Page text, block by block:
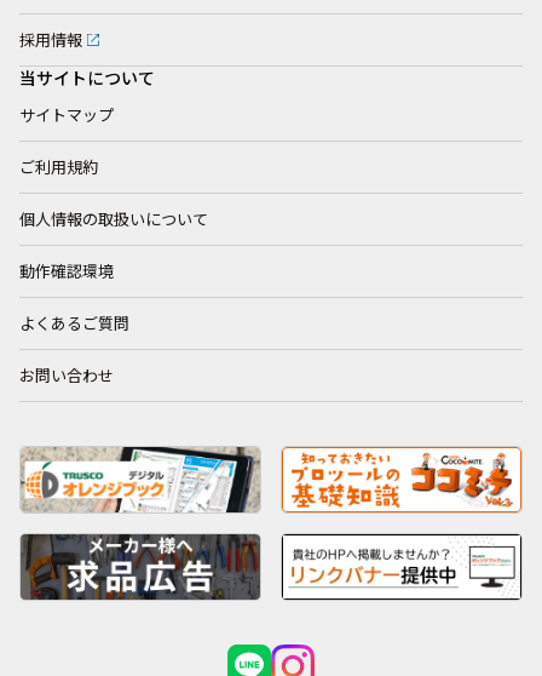
採用情報
当サイトについて
サイトマップ
ご利用規約
個人情報の取扱いについて
動作確認環境
よくあるご質問
お問い合わせ